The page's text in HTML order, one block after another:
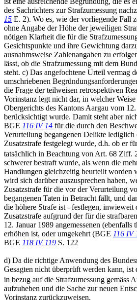
des Sachrichters zur Strafzumessung
15 E. 2). Wo es, wie der vorliegende Fall
ohne Angabe der Höhe der jeweiligen
nötigen Klarheit die für die
Gesichtspunkte und ihre Gewichtung
ausnahmsweise Zahlenangaben zu
lässt, ob die Strafzumessung mit dem
steht. c) Das angefochtene Urteil vermag
umschriebenen
die Frage der teilweisen retrospektiven
Vorinstanz legt nicht dar, in welcher
Obergerichts des Kantons Aargau vom
berücksichtigt wurde. Damit steht aber
BGE 116 IV 14 für die durch den
Verurteilung begangenen Delikte lediglich
Zusatzstrafe festgelegt wurde, d.h. ob er
tatsächlich in Beachtung von Art. 68 Ziff.
schwerer bestraft wurde, als wenn die
Handlungen gleichzeitig beurteilt worden
wird sich darüber auszusprechen haben,
Zusatzstrafe für die vor der Verurteilung
begangenen Taten in Betracht fällt, und
die höhere Strafe ist - festlegen, inwieweit
Zusatzstrafe aufgrund der für die
12. Januar 1989 angemessenen (ebenfalls
erhöhen ist, oder umgekehrt (BGE 116 IV
BGE 118 IV 119 S. 122
d) Da die richtige Anwendung des
Gesagten nicht überprüft werden kann, ist
in bezug auf die Strafzumessung gemäss
aufzuheben und die Sache zur neuen
Vorinstanz zurückzuweisen.